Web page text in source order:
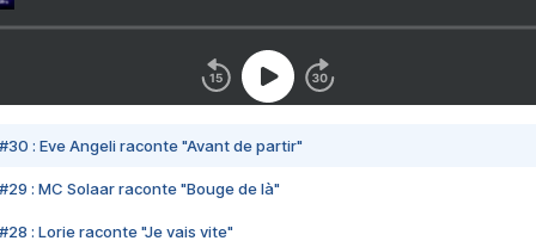
#30 : Eve Angeli raconte "Avant de partir"
#29 : MC Solaar raconte "Bouge de là"
#28 : Lorie raconte "Je vais vite"